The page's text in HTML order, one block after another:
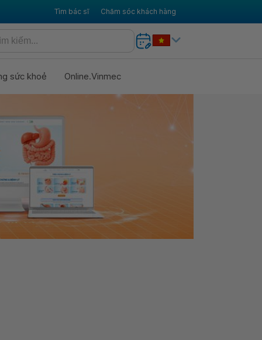
Tìm bác sĩ Chăm sóc khách hàng
sức khoẻ Online.Vinmec